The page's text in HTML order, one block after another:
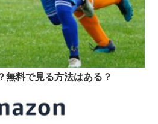
無料で見る方法はある？